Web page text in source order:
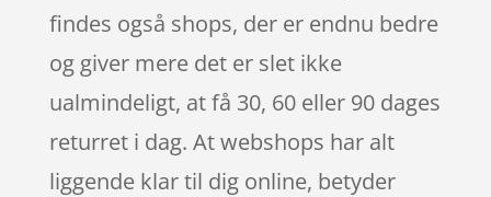
findes også shops, der er endnu bedre
og giver mere det er slet ikke
ualmindeligt, at få 30, 60 eller 90 dages
returret i dag. At webshops har alt
liggende klar til dig online, betyder